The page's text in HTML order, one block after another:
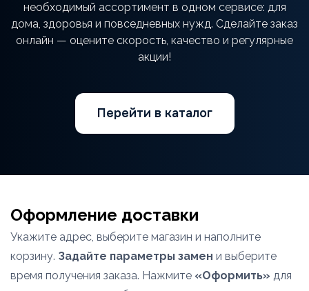
необходимый ассортимент в одном сервисе: для
дома, здоровья и повседневных нужд. Сделайте заказ
онлайн — оцените скорость, качество и регулярные
акции!
Перейти в каталог
Оформление доставки
Укажите адрес, выберите магазин и наполните
корзину. Задайте параметры замен и выберите
время получения заказа. Нажмите «Оформить» для